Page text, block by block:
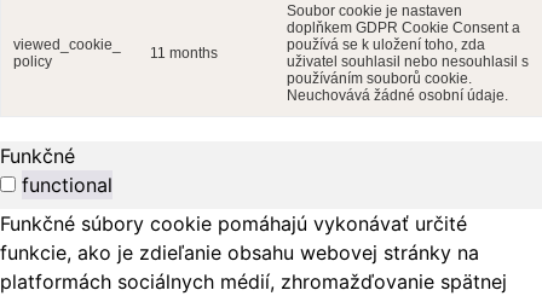
viewed_cookie_
policy
11 months
Soubor cookie je nastaven
doplňkem GDPR Cookie Consent a
používá se k uložení toho, zda
uživatel souhlasil nebo nesouhlasil s
používáním souborů cookie.
Neuchovává žádné osobní údaje.
Funkčné
functional
Funkčné súbory cookie pomáhajú vykonávať určité
funkcie, ako je zdieľanie obsahu webovej stránky na
platformách sociálnych médií, zhromažďovanie spätnej